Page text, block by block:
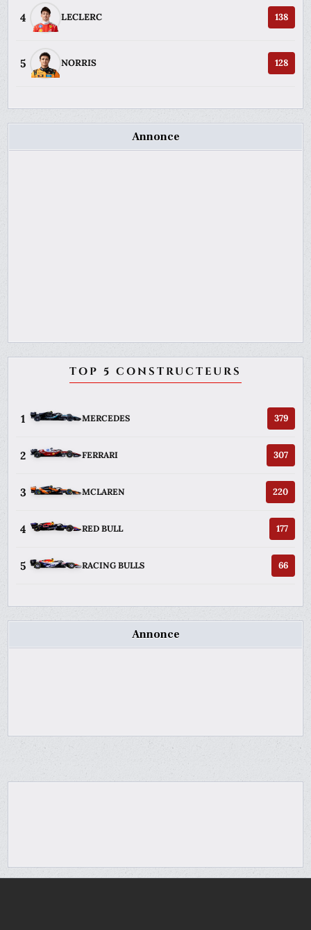
4 LECLERC 138
5 NORRIS 128
Annonce
TOP 5 CONSTRUCTEURS
1 MERCEDES 379
2 FERRARI 307
3 MCLAREN 220
4 RED BULL 177
5 RACING BULLS 66
Annonce